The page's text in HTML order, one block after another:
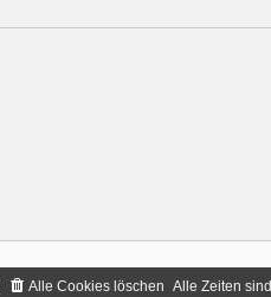
Alle Zeiten sind
Alle Cookies löschen